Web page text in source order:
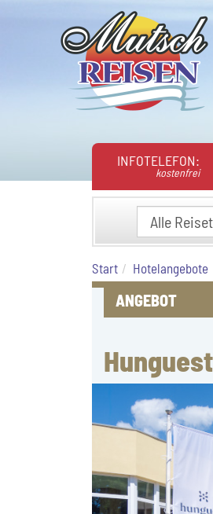
INFOTELEFON:
kostenfrei
Start Hotelangebote
ANGEBOT